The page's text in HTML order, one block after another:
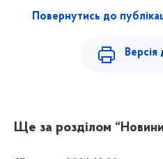
Повернутись до
Ще за розділом “Новини